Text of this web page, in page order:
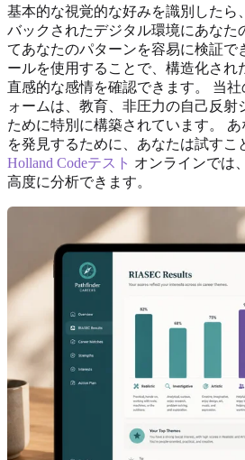
基本的な視覚的な好みを識別したら
バックされたデジタル環境にあなた
てあなたのパターンを容易に検証で
ールを使用することで、構造化され
直感的な感情を確認できます。 当
ォームは、教育、非圧力の自己反射
ために特別に構築されています。
を発見するために、あなたは試すこ
Holland Codeテスト オンラインでは
高度に分析できます。